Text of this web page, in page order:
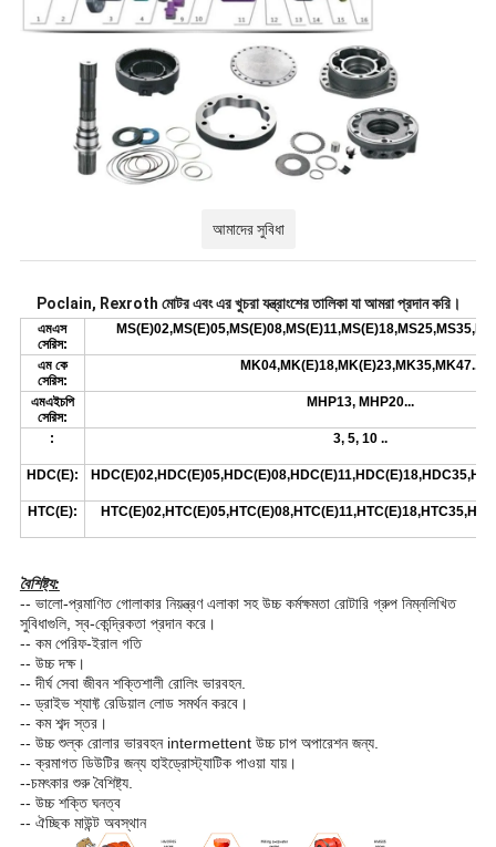
আমাদের সুবিধা
Poclain, Rexroth মোটর এবং এর খুচরা যন্ত্রাংশের তালিকা যা আমরা প্রদান করি।
এমএস
সেরিস:
এম কে
সেরিস:
MK04,MK(E)18,MK(E)23,MK35,MK47...
এমএইচপি
সেরিস:
MHP13, MHP20...
: 3, 5, 10 ..
HDC(E):
HTC(E):
বৈশিষ্ট্য:
-- ভালো-প্রমাণিত গোলাকার নিয়ন্ত্রণ এলাকা সহ উচ্চ কর্মক্ষমতা রোটারি গ্রুপ নিম্নলিখিত
সুবিধাগুলি, স্ব-কেন্দ্রিকতা প্রদান করে।
-- কম পেরিফ-ইরাল গতি
-- উচ্চ দক্ষ।
-- দীর্ঘ সেবা জীবন শক্তিশালী রোলিং ভারবহন.
-- ড্রাইভ শ্যাফ্ট রেডিয়াল লোড সমর্থন করবে।
-- কম শব্দ স্তর।
-- উচ্চ শুল্ক রোলার ভারবহন intermettent উচ্চ চাপ অপারেশন জন্য.
-- ক্রমাগত ডিউটির জন্য হাইড্রোস্ট্যাটিক পাওয়া যায়।
--চমৎকার শুরু বৈশিষ্ট্য.
-- উচ্চ শক্তি ঘনত্ব
-- ঐচ্ছিক মাউন্ট অবস্থান